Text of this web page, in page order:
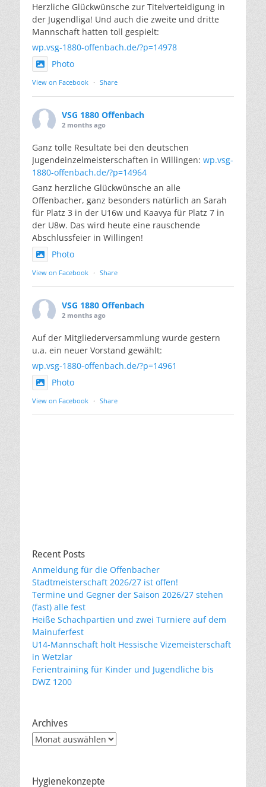
Herzliche Glückwünsche zur Titelverteidigung in
der Jugendliga! Und auch die zweite und dritte
Mannschaft hatten toll gespielt:
wp.vsg-1880-offenbach.de/?p=14978
Photo
View on Facebook · Share
VSG 1880 Offenbach
2 months ago
Ganz tolle Resultate bei den deutschen
Jugendeinzelmeisterschaften in Willingen: wp.vsg-
1880-offenbach.de/?p=14964
Ganz herzliche Glückwünsche an alle
Offenbacher, ganz besonders natürlich an Sarah
für Platz 3 in der U16w und Kaavya für Platz 7 in
der U8w. Das wird heute eine rauschende
Abschlussfeier in Willingen!
Photo
View on Facebook · Share
VSG 1880 Offenbach
2 months ago
Auf der Mitgliederversammlung wurde gestern
u.a. ein neuer Vorstand gewählt:
wp.vsg-1880-offenbach.de/?p=14961
Photo
View on Facebook · Share
Recent Posts
Anmeldung für die Offenbacher
Stadtmeisterschaft 2026/27 ist offen!
Termine und Gegner der Saison 2026/27 stehen
(fast) alle fest
Heiße Schachpartien und zwei Turniere auf dem
Mainuferfest
U14-Mannschaft holt Hessische Vizemeisterschaft
in Wetzlar
Ferientraining für Kinder und Jugendliche bis
DWZ 1200
Archives
Archives
Hygienekonzepte